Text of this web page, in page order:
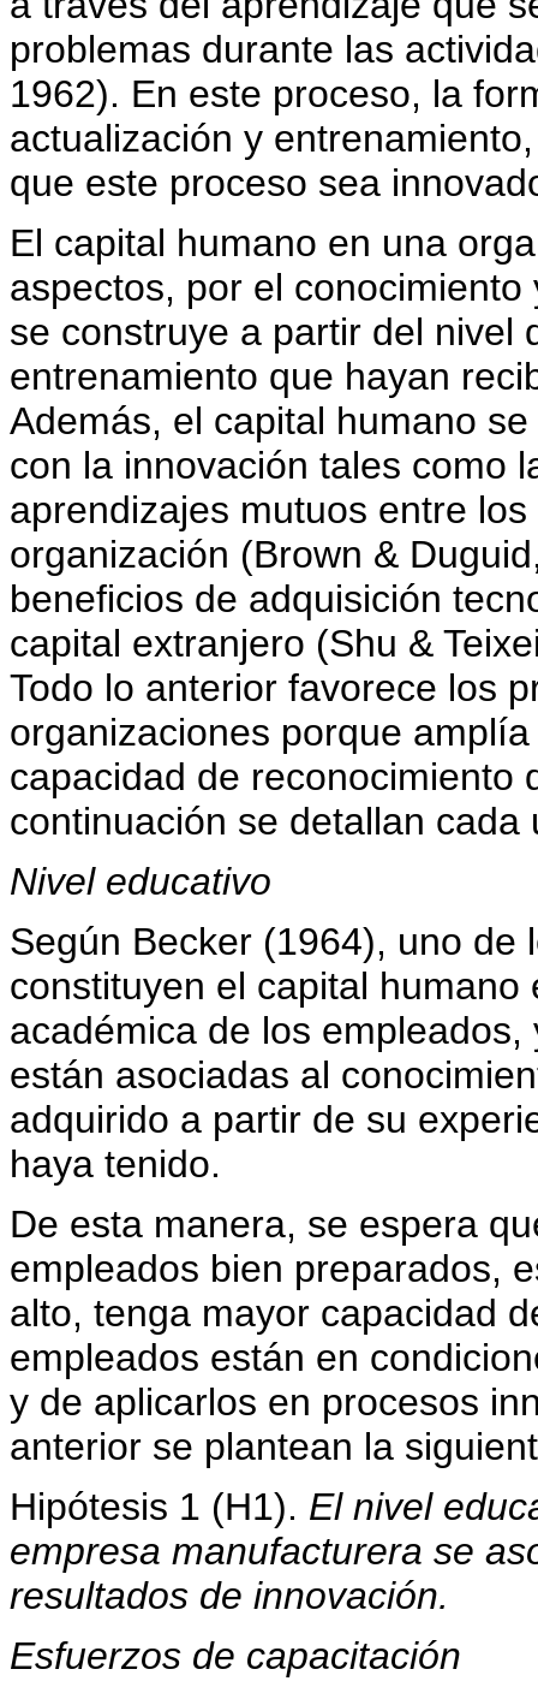
problemas durante las
1962). En este proceso, la
actualización y
que este proceso sea
El capital humano en una
aspectos, por el
se construye a partir del nivel
entrenamiento que hayan
Además, el capital humano
con la innovación tales como
aprendizajes mutuos entre
organización (Brown &
beneficios de adquisición
capital extranjero (Shu &
Todo lo anterior favorece los
organizaciones porque
capacidad de reconocimiento
continuación se detallan cada
Nivel educativo
Según Becker (1964), uno de
constituyen el capital
académica de los
están asociadas al
adquirido a partir de su
haya tenido.
De esta manera, se espera
empleados bien preparados,
alto, tenga mayor capacidad
empleados están en
y de aplicarlos en procesos
anterior se plantean la
Hipótesis 1 (H1). El nivel
empresa manufacturera se
resultados de innovación.
Esfuerzos de capacitación